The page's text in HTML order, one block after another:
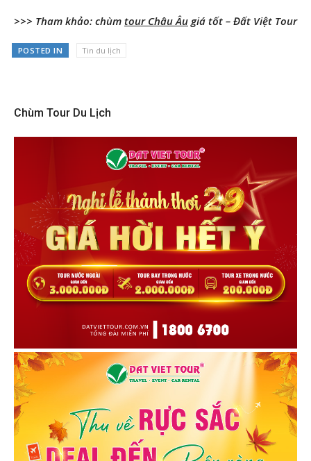
>>> Tham khảo: chùm tour Châu Âu giá tốt – Đất Việt Tour
POSTED IN Tin du lịch
Chùm Tour Du Lịch